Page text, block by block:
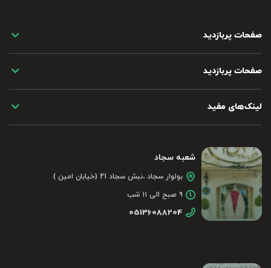
صفحات پربازدید
صفحات پربازدید
لینک‌های مفید
شعبه سجاد
بولوار سجاد ،نبش سجاد 21 (خیابان امین )
۹ صبح الی ۱۱ شب
05136088204